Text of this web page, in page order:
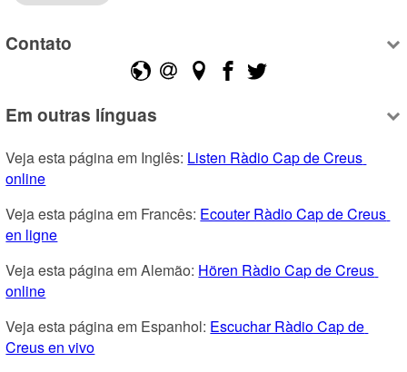
Contato
Em outras línguas
Veja esta página em Inglês: Listen Ràdio Cap de Creus
online
Veja esta página em Francês: Ecouter Ràdio Cap de Creus
en ligne
Veja esta página em Alemão: Hören Ràdio Cap de Creus
online
Veja esta página em Espanhol: Escuchar Ràdio Cap de
Creus en vivo